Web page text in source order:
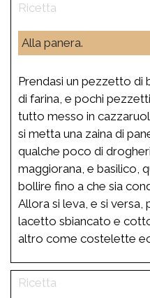
Alla panera.
Prendasi un pezzetto di
di farina, e pochi
tutto messo in
si metta una zaina di
qualche poco di
maggiorana, e basilico,
bollire fino a che sia
Allora si leva, e si versa,
lacetto sbiancato e
altro come costelette